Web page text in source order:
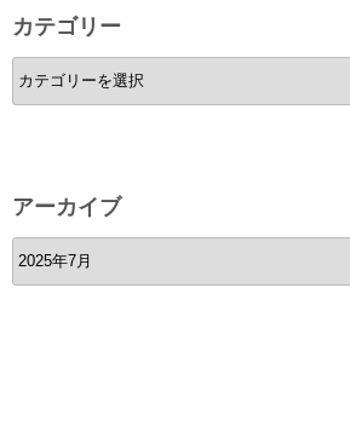
カテゴリー
カ
テ
ー
アーカイブ
ア
ー